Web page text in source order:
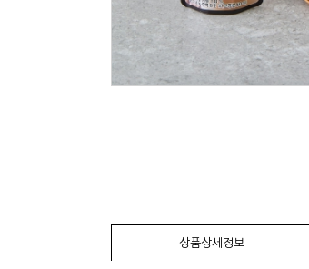
상품상세정보